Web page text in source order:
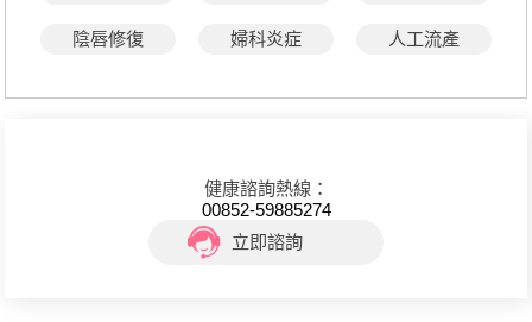
陰唇修復 婦科炎症 人工流產
健康諮詢熱線：
00852-59885274
立即諮詢